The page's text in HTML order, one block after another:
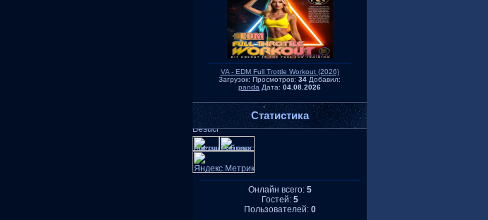
VA - EDM Full Trottle Workout (2026)
Загрузок: Просмотров: 34 Добавил:
panda Дата: 04.08.2026
Статистика
Онлайн всего: 5
Гостей: 5
Пользователей: 0